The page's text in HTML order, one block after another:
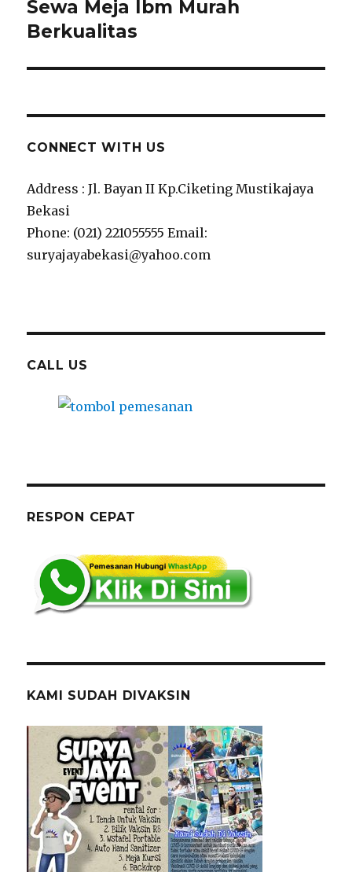
Next
post:
Sewa Meja Ibm Murah
Berkualitas
CONNECT WITH US
Address : Jl. Bayan II Kp.Ciketing Mustikajaya
Bekasi
Phone: (021) 221055555 Email:
suryajayabekasi@yahoo.com
CALL US
RESPON CEPAT
KAMI SUDAH DIVAKSIN